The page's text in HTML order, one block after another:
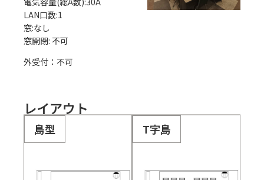
LAN口数:1
窓:なし
外受付：不可
レイアウト
島型 T字島